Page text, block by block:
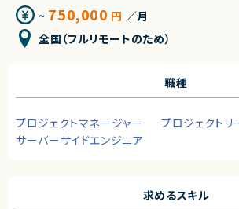
~ 750,000 円 ／月
全国（フルリモートのため）
職種
プロジェクトマネージャー
プロジェクトリ
サーバーサイドエンジニア
求めるスキル